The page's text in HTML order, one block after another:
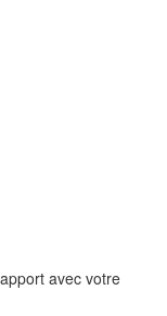
avec votre